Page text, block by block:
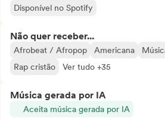
Disponível no Spotify
Não quer receber...
Afrobeat / Afropop Americana
Rap cristão
Ver tudo +35
Música gerada por IA
Aceita música gerada por IA